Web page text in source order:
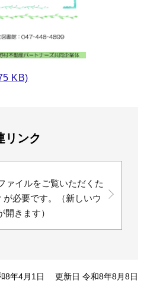
KB)
リンク
ァイルをご覧いただくた
が必要です。（新しいウ
開きます）
8年4月1日 更新日 令和8年8月8日